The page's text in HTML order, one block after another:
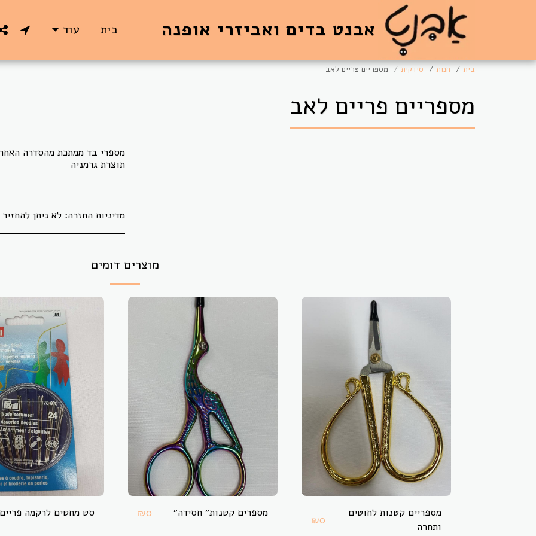
אבנט בדים ואביזרי אופנה בית עוד
בית חנות סידקית מספריים פריים לאב
מספריים פריים לאב
תוצרת גרמניה
מדיניות החזרה: לא ניתן להחזיר או להחליף בדים אשר גוזרו לפי הזמנת
מוצרים דומים
מספריים קטנות לחוטים
ותחרה
₪0
מספרים קטנות״ חסידה״ ₪0 סט מחטים לרקמה פריים